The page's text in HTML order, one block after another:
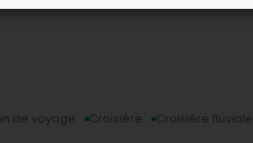
de voyage Croisière Croisière fluviale